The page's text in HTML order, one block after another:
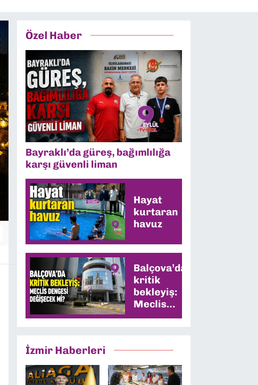
Özel Haber
Bayraklı’da güreş, bağımlılığa
karşı güvenli liman
Hayat
kurtaran
havuz
Balçova’da
kritik
bekleyiş:
Meclis
dengesi
İzmir Haberleri